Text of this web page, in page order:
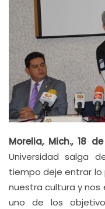
Morelia, Mich., 18
Universidad salga
tiempo deje entrar
nuestra cultura y nos
uno de los